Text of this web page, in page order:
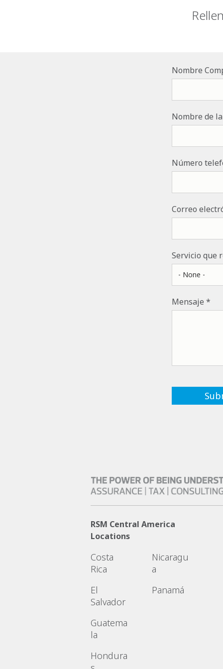
Nombre
Nombre de
Número
Correo
Servicio que
Mensaje
RSM Central America
Locations
Costa
Rica
El
Salvador
Guatema
la
Hondura
Nicaragu
a
Panamá